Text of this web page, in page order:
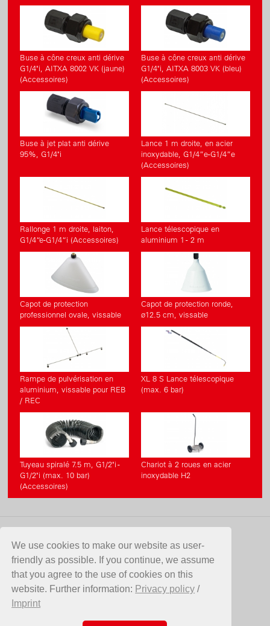
We use cookies to make our website as user-
friendly as possible. If you continue, we assume
that you agree to the use of cookies on this
website. Further information: Privacy policy /
Imprint
Buse à cône creux anti dérive
G1/4"i, AITXA 8002 VK (jaune)
(Accessoires)
Buse à cône creux anti dérive
G1/4"i, AITXA 8003 VK (bleu)
(Accessoires)
Buse à jet plat anti dérive
95%, G1/4"i
Lance 1 m droite, en acier
inoxydable, G1/4”e-G1/4”e
(Accessoires)
Rallonge 1 m droite, laiton,
G1/4“e-G1/4“i (Accessoires)
Lance télescopique en
aluminium 1 - 2 m
Capot de protection
professionnel ovale, vissable
Capot de protection ronde,
ø12.5 cm, vissable
Rampe de pulvérisation en
aluminium, vissable pour REB
/ REC
XL 8 S Lance télescopique
(max. 6 bar)
Tuyeau spiralé 7.5 m, G1/2"i -
G1/2"i (max. 10 bar)
(Accessoires)
Chariot à 2 roues en acier
inoxydable H2
CONTACT
Birchmeier Sprühtechnik AG
Im Stetterfeld 1
5608 Stetten
Suisse